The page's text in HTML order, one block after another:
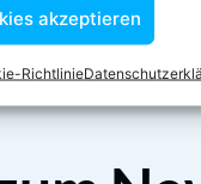
akzeptieren
Richtlinie